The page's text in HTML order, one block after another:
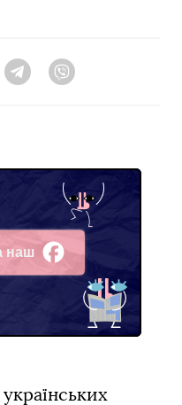
TelegramViber
наш